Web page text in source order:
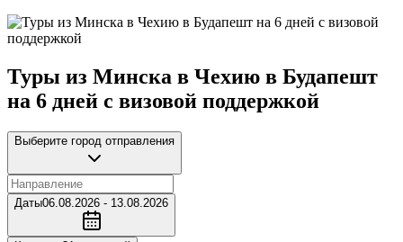
Туры из Минска в Чехию в Будапешт
на 6 дней с визовой поддержкой
Выберите город отправления
Даты06.08.2026 - 13.08.2026